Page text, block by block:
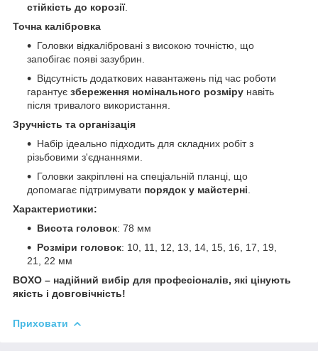
стійкість до корозії.
Точна калібровка
Головки відкалібровані з високою точністю, що
запобігає появі зазубрин.
Відсутність додаткових навантажень під час роботи
гарантує збереження номінального розміру навіть
після тривалого використання.
Зручність та організація
Набір ідеально підходить для складних робіт з
різьбовими з'єднаннями.
Головки закріплені на спеціальній планці, що
допомагає підтримувати порядок у майстерні
Характеристики:
Висота головок: 78 мм
Розміри головок: 10, 11, 12, 13, 14, 15, 16, 17, 19,
21, 22 мм
BOXO – надійний вибір для професіоналів, які цінують
якість і довговічність!
Приховати